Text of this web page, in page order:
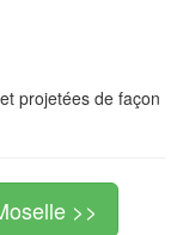
projetées de façon
>>